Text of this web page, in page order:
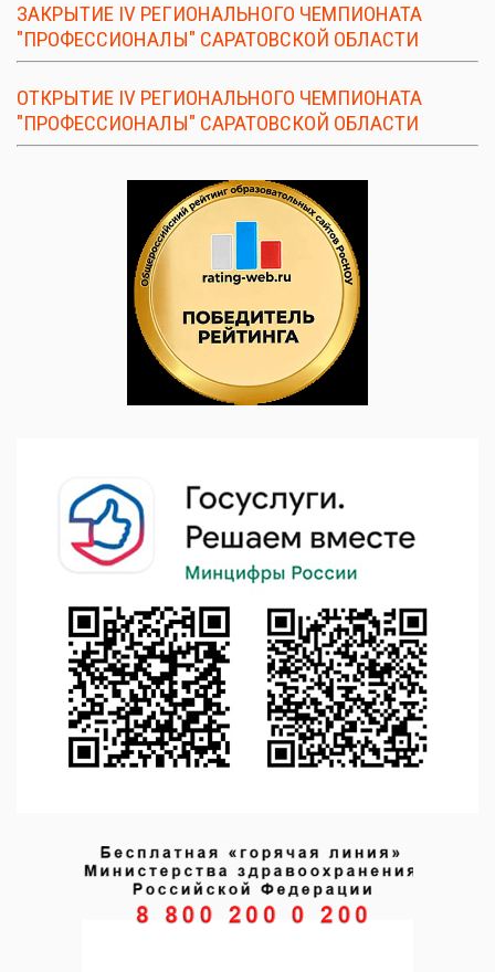
ЗАКРЫТИЕ IV РЕГИОНАЛЬНОГО ЧЕМПИОНАТА
"ПРОФЕССИОНАЛЫ" САРАТОВСКОЙ ОБЛАСТИ
ОТКРЫТИЕ IV РЕГИОНАЛЬНОГО ЧЕМПИОНАТА
"ПРОФЕССИОНАЛЫ" САРАТОВСКОЙ ОБЛАСТИ